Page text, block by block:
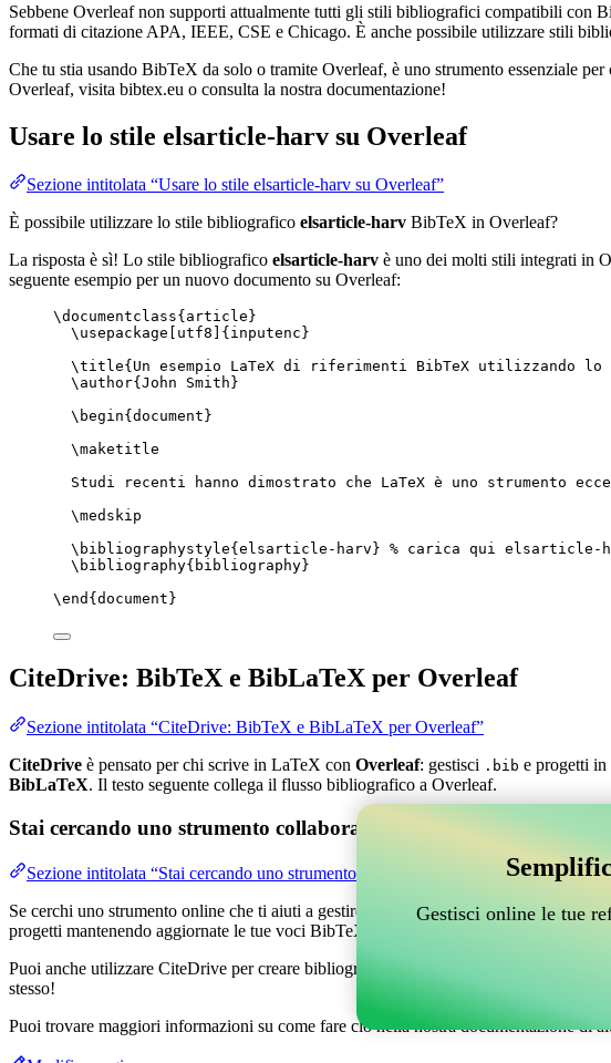
Sebbene Overleaf non supporti attualmente tutti gli stili bibliografici compatibili
formati di citazione APA, IEEE, CSE e Chicago. È anche possibile utilizzare stili
Che tu stia usando BibTeX da solo o tramite Overleaf, è uno strumento essenziale
Overleaf, visita bibtex.eu o consulta la nostra documentazione!
Usare lo stile elsarticle-harv su Overleaf
Sezione intitolata “Usare lo stile elsarticle-harv su Overleaf”
È possibile utilizzare lo stile bibliografico elsarticle-harv BibTeX in Overleaf?
La risposta è sì! Lo stile bibliografico elsarticle-harv è uno dei molti stili integrati in
seguente esempio per un nuovo documento su Overleaf:
\documentclass{ article }
\usepackage
utf8 ]{ inputenc }
\title{Un esempio LaTeX di riferimenti BibTeX
\author{John Smith}
\begin{ document }
\maketitle
Studi recenti hanno dimostrato che LaTeX è uno strumento
\medskip
\bibliographystyle{elsarticle-harv} % carica qui elsarticle-
\bibliography{bibliography}
\end { document }
CiteDrive: BibTeX e BibLaTeX per Overleaf
Sezione intitolata “CiteDrive: BibTeX e BibLaTeX per Overleaf”
CiteDrive è pensato per chi scrive in LaTeX con Overleaf: gestisci .bib e progetti
BibLaTeX. Il testo seguente collega il flusso bibliografico a Overleaf.
Stai cercando uno strumento collaborativo online per gestire i
Sezione intitolata “Stai cercando uno strumento collaborativo online per gestire i
Se cerchi uno strumento online che ti aiuti a gestire i tuoi riferimenti, citazioni e
progetti mantenendo aggiornate le tue voci BibTeX nel tuo progetto Overleaf.
Puoi anche utilizzare CiteDrive per creare bibliografie e citazioni in vari stili, incluso
stesso!
Puoi trovare maggiori informazioni su come fare ciò nella nostra documentazione di
Gestisci online le tue